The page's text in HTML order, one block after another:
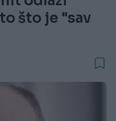
što je "sav